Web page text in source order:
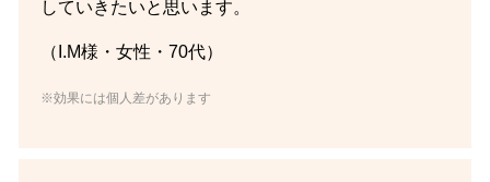
していきたいと思います。
（I.M様・女性・70代）
※効果には個人差があります